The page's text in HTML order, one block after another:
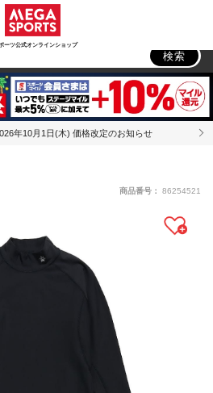
ーツ公式オンラインショップ
ア
検索
年10月1日(木) 価格改定のお知らせ
商品番号： 86254521